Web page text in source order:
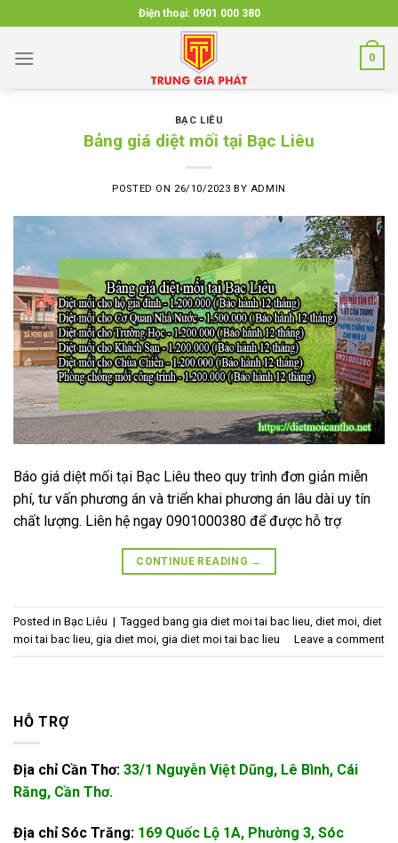
to
content
Điện thoại: 0901 000 380
0
BẠC LIÊU
Bảng giá diệt mối tại Bạc Liêu
POSTED ON 26/10/2023 BY ADMIN
Báo giá diệt mối tại Bạc Liêu theo quy trình đơn giản miễn
phí, tư vấn phương án và triển khai phương án lâu dài uy tín
chất lượng. Liên hệ ngay 0901000380 để được hỗ trợ
CONTINUE READING →
Posted in Bạc Liêu | Tagged bang gia diet moi tai bac lieu, diet moi, diet
moi tai bac lieu, gia diet moi, gia diet moi tai bac lieu Leave a comment
HỖ TRỢ
Địa chỉ Cần Thơ: 33/1 Nguyễn Việt Dũng, Lê Bình, Cái
Răng, Cần Thơ.
Địa chỉ Sóc Trăng: 169 Quốc Lộ 1A, Phường 3, Sóc